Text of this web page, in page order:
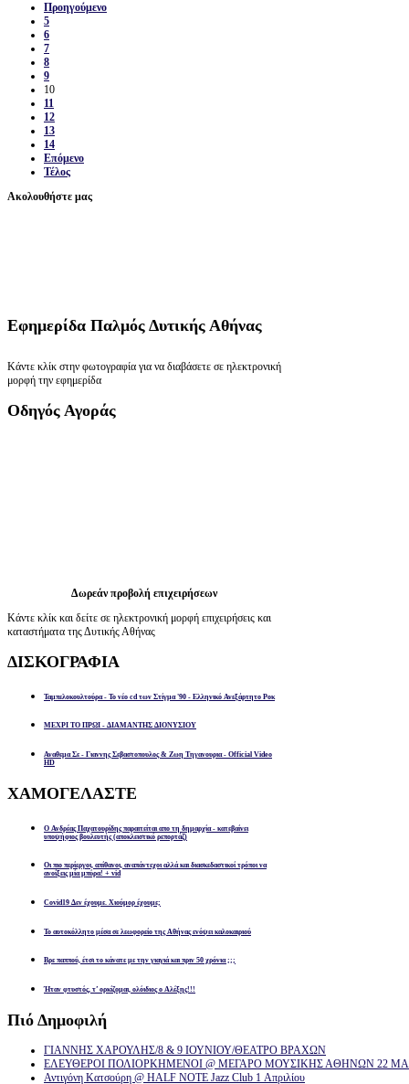
Προηγούμενο
5
6
7
8
9
10
11
12
13
14
Επόμενο
Τέλος
Ακολουθήστε μας
Εφημερίδα Παλμός Δυτικής Αθήνας
Κάντε κλίκ στην φωτογραφία για να διαβάσετε σε ηλεκτρονική
μορφή την εφημερίδα
Οδηγός Αγοράς
Δωρεάν προβολή επιχειρήσεων
Κάντε κλίκ και δείτε σε ηλεκτρονική μορφή επιχειρήσεις και
καταστήματα της Δυτικής Αθήνας
ΔΙΣΚΟΓΡΑΦΙΑ
Ταμπελοκουλτούρα - Το νέο cd των Στίγμα '90 - Ελληνικό Ανεξάρτητο Ροκ
ΜΕΧΡΙ ΤΟ ΠΡΩΙ - ΔΙΑΜΑΝΤΗΣ ΔΙΟΝΥΣΙΟΥ
Αναθεμα Σε - Γιαννης Σεβαστοπουλος & Ζωη Τηγανουρια - Official Video
HD
ΧΑΜΟΓΕΛΑΣΤΕ
Ο Ανδρέας Παχατουρίδης παραιτείται απο τη δημαρχία - κατεβαίνει
υποψήφιος βουλευτής (αποκλειστικό ρεπορτάζ)
Οι πιο περίεργοι, απίθανοι, αναπάντεχοι αλλά και διασκεδαστικοί τρόποι να
ανοίξεις μία μπύρα! + vid
Covid19 Δεν έχουμε. Χιούμορ έχουμε;
Το αυτοκόλλητο μέσα σε λεωφορείο της Αθήνας ενόψει καλοκαιριού
Βρε παππού, έτσι το κάνατε με την γιαγιά και πριν 50 χρόνια ;;;
Ήταν φτυστός, τ’ ορκίζομαι, ολόιδιος ο Αλέξης!!!
Πιό Δημοφιλή
ΓΙΑΝΝΗΣ ΧΑΡΟΥΛΗΣ/8 & 9 ΙΟΥΝΙΟΥ/ΘΕΑΤΡΟ ΒΡΑΧΩΝ
ΕΛΕΥΘΕΡΟΙ ΠΟΛΙΟΡΚΗΜΕΝΟΙ @ ΜΕΓΑΡΟ ΜΟΥΣΙΚΗΣ ΑΘΗΝΩΝ 22
Αντιγόνη Κατσούρη @ HALF NOTE Jazz Club 1 Απριλίου